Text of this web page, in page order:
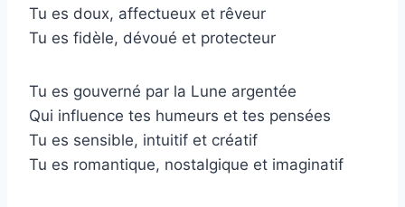
Tu es doux, affectueux et rêveur
Tu es fidèle, dévoué et protecteur
Tu es gouverné par la Lune argentée
Qui influence tes humeurs et tes pensées
Tu es sensible, intuitif et créatif
Tu es romantique, nostalgique et imaginatif